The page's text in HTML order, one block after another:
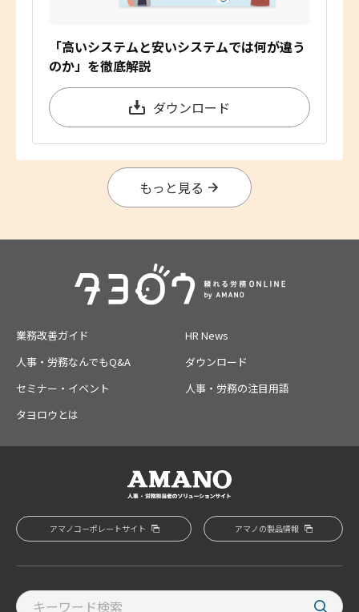
「高いシステムと安いシステムでは何が違う
のか」を徹底解説
ダウンロード
もっと見る
業務改善ガイド
HR News
人事・労務なんでもQ&A
ダウンロード
セミナー・イベント
人事・労務の注目用語
タヨロウとは
アマノコーポレートサイト アマノの製品情報